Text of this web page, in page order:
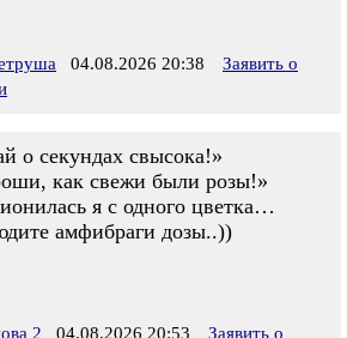
04.08.2026 20:38
Заявить о
о секундах свысока!»
как свежи были розы!»
я с одного цветка…
амфибраги дозы..))
2 04.08.2026 20:53 Заявить о